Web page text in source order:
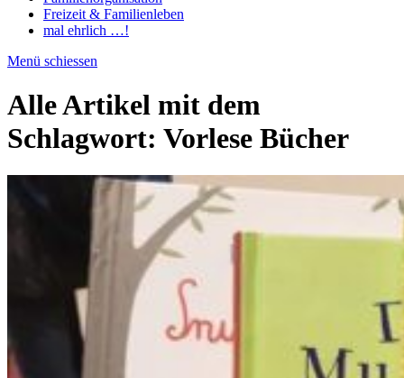
Freizeit & Familienleben
mal ehrlich …!
Menü schiessen
Alle Artikel mit dem
Schlagwort: Vorlese Bücher